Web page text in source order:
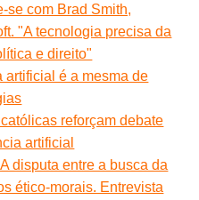
se com Brad Smith,
"A tecnologia precisa da
e direito"
artificial é a mesma de
reforçam debate
artificial
disputa entre a busca da
ético-morais. Entrevista